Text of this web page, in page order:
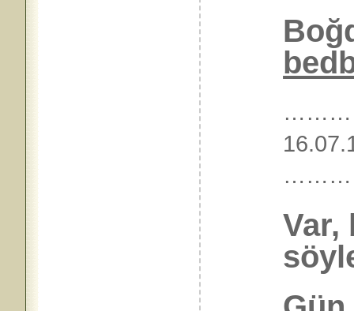
Var,